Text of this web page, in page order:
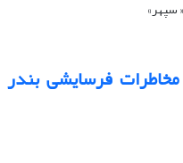
فرسایشی بندر